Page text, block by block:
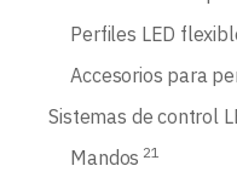
Perfiles LED
Accesorios para
Sistemas de control
Mandos 21